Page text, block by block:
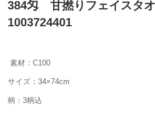
384匁 甘撚りフェイスタ
1003724401
素材：C100
サイズ：34×74cm
柄：3柄込